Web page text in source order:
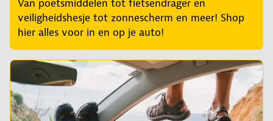
Van poetsmiddelen tot fietsendrager en
veiligheidshesje tot zonnescherm en meer! Shop
hier alles voor in en op je auto!